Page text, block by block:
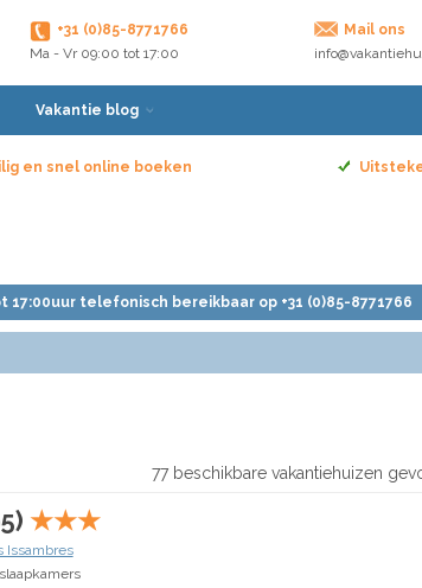
+31 (0)85-8771766
Ma - Vr 09:00 tot 17:00
Mail ons
Vakantie blog
en snel online boeken
17:00uur telefonisch bereikbaar op +31 (0)85-8771766
77 beschikbare vakantiehuizen
★★★
Issambres